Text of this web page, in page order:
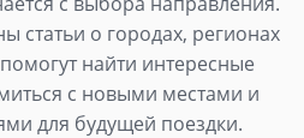
статьи о городах, регионах
найти интересные
с новыми местами и
для будущей поездки.